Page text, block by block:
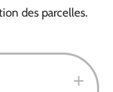
des parcelles.